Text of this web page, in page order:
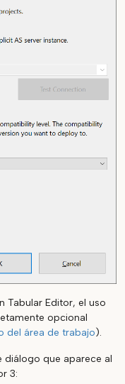
Tabular Editor, el uso
opcional
del área de trabajo).
diálogo que aparece al
3: